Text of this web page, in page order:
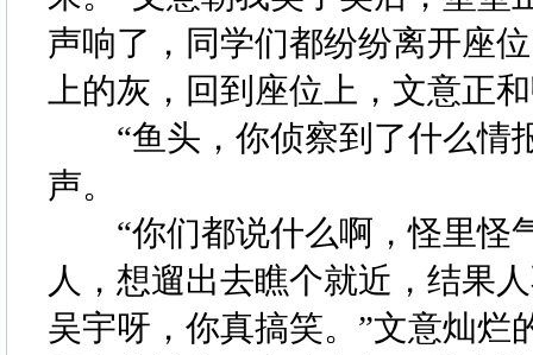
声响了，同学们都纷纷离开座
上的灰，回到座位上，文意正
“鱼头，你侦察到了什么情
声。
“你们都说什么啊，怪里怪
人，想遛出去瞧个就近，结果
吴宇呀，你真搞笑。”文意灿烂